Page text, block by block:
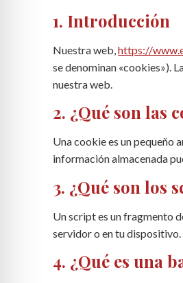
1. Introducción
Nuestra web,https://
se denominan «cookies»).
nuestra web.
2. ¿Qué son las
Una cookie es un pequeño
información almacenada
3. ¿Qué son los
Un script es un fragmento
servidor o en tu dispositivo.
4. ¿Qué es una